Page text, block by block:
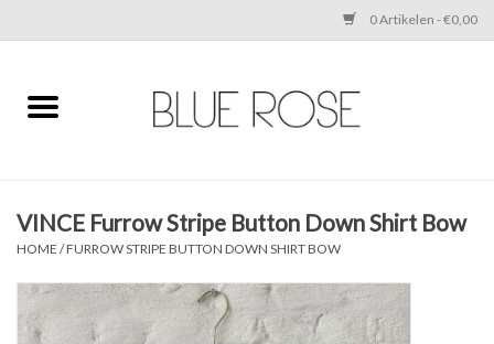
0 Artikelen - €0,00
Home
ACCESSORIES
SHOES
VINCE Furrow Stripe Button Down Shirt Bow
HOME /FURROW STRIPE BUTTON DOWN SHIRT BOW